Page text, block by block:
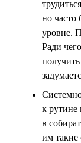
но часто
уровне.
Ради
к
в
им такие